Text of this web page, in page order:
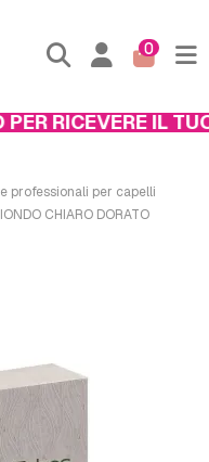
0
RICEVERE IL TUO
professionali per capelli
CHIARO DORATO